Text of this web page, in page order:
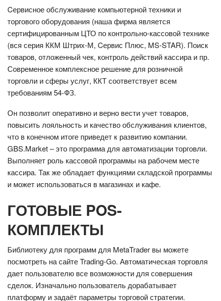
Cервисное обслуживание компьютерной техники и
торгового оборудования (наша фирма является
сертифицированным ЦТО по контрольно-кассовой технике
(вся серия ККМ Штрих-М, Cервис Плюс, MS-STAR). Поиск
товаров, отложенный чек, контроль действий кассира и пр.
Современное комплексное решение для розничной
торговли и сферы услуг, ККТ соответствует всем
требованиям 54-ФЗ.
Он позволит оперативно и верно вести учет товаров,
повысить лояльность и качество обслуживания клиентов,
что в конечном итоге приведет к развитию компании.
GBS.Market – это программа для автоматизации торговли.
Выполняет роль кассовой программы на рабочем месте
кассира. Так же обладает функциями складской программы
и может использоваться в магазинах и кафе.
ГОТОВЫЕ POS-
КОМПЛЕКТЫ
Библиотеку для программ для MetaTrader вы можете
посмотреть на сайте Trading-Go. Автоматическая торговля
дает пользователю все возможности для совершения
сделок. Изначально пользователь дорабатывает
платформу и задаёт параметры торговой стратегии.